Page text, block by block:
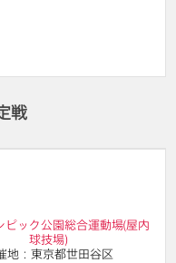
戦
ピック公園総合運動場(屋内
球技場)
地：東京都世田谷区